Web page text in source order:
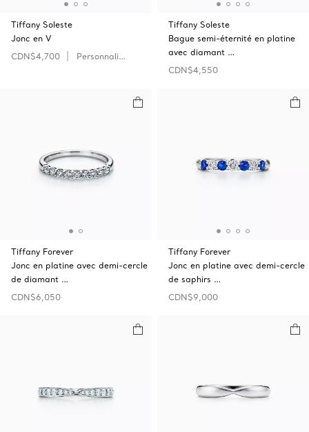
Tiffany Soleste
Jonc en V
CDN$4,700
Personnaliser
Tiffany Soleste
Bague semi-éternité en platine
avec diamant …
CDN$4,550
Tiffany Forever
Jonc en platine avec demi-cercle
de diamant …
CDN$6,050
Tiffany Forever
Jonc en platine avec demi-cercle
de saphirs …
CDN$9,000